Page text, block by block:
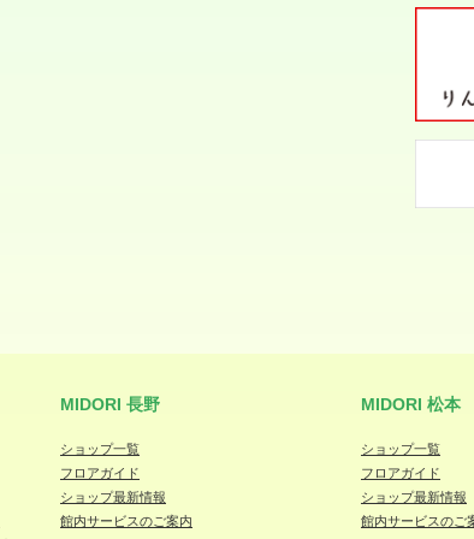
MIDORI 長野
ショップ一覧
フロアガイド
ショップ最新情報
館内サービスのご案内
MIDORI 松本
ショップ一覧
フロアガイド
ショップ最新情報
館内サービスのご